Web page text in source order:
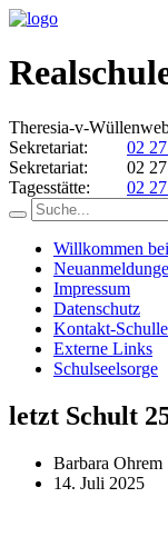
Theresia-v-
Sekretariat:
02
Sekretariat:
02
Tagesstätte:
02
Willkommen
Impressum
Datenschutz
Kontakt-
Externe Links
Schulseelsorge
letzt Schult
Barbara Ohrem
14. Juli 2025